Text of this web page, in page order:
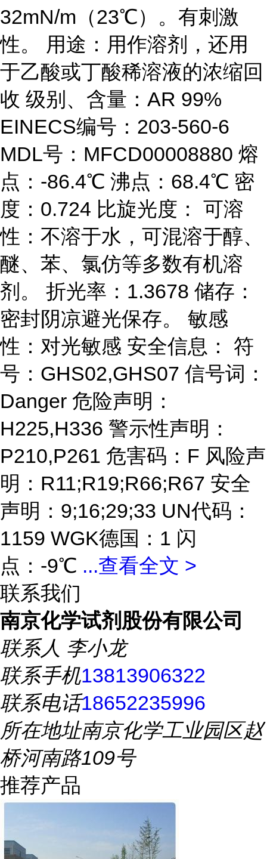
32mN/m（23℃）。有刺激
性。 用途：用作溶剂，还用
于乙酸或丁酸稀溶液的浓缩回
收 级别、含量：AR 99%
EINECS编号：203-560-6
MDL号：MFCD00008880 熔
点：-86.4℃ 沸点：68.4℃ 密
度：0.724 比旋光度： 可溶
性：不溶于水，可混溶于醇、
醚、苯、氯仿等多数有机溶
剂。 折光率：1.3678 储存：
密封阴凉避光保存。 敏感
性：对光敏感 安全信息： 符
号：GHS02,GHS07 信号词：
Danger 危险声明：
H225,H336 警示性声明：
P210,P261 危害码：F 风险声
明：R11;R19;R66;R67 安全
声明：9;16;29;33 UN代码：
1159 WGK德国：1 闪
点：-9℃ ...查看全文 >
联系我们
南京化学试剂股份有限公司
联系人 李小龙
联系手机13813906322
联系电话18652235996
所在地址南京化学工业园区赵
桥河南路109号
推荐产品